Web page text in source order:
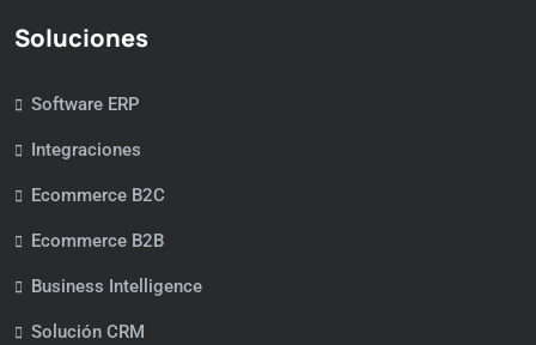
Soluciones
Software ERP
Integraciones
Ecommerce B2C
Ecommerce B2B
Business Intelligence
Solución CRM